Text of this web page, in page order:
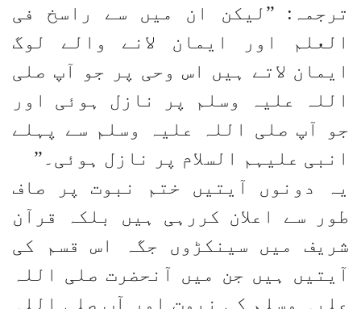
ترجمہ: ”لیکن ان میں سے راسخ فی
العلم اور ایمان لانے والے لوگ
ایمان لاتے ہیں اس وحی پر جو آپ صلی
اللہ علیہ وسلم پر نازل ہوئی اور
جو آپ صلی اللہ علیہ وسلم سے پہلے
انبی علیہم السلام پر نازل ہوئی۔”
یہ دونوں آیتیں ختم نبوت پر صاف
طور سے اعلان کررہی ہیں بلکہ قرآن
شریف میں سینکڑوں جگہ اس قسم کی
آیتیں ہیں جن میں آنحضرت صلی اللہ
علیہ وسلم کی نبوت اور آپ صلی اللہ